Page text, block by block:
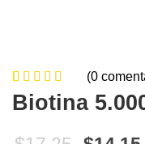
0de
5
0
customer
(0
Biotina